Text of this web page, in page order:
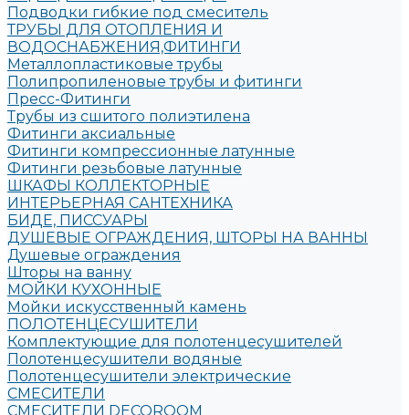
Подводки гибкие под смеситель
ТРУБЫ ДЛЯ ОТОПЛЕНИЯ И
ВОДОСНАБЖЕНИЯ,ФИТИНГИ
Металлопластиковые трубы
Полипропиленовые трубы и фитинги
Пресс-Фитинги
Трубы из сшитого полиэтилена
Фитинги аксиальные
Фитинги компрессионные латунные
Фитинги резьбовые латунные
ШКАФЫ КОЛЛЕКТОРНЫЕ
ИНТЕРЬЕРНАЯ САНТЕХНИКА
БИДЕ, ПИССУАРЫ
ДУШЕВЫЕ ОГРАЖДЕНИЯ, ШТОРЫ НА ВАННЫ
Душевые ограждения
Шторы на ванну
МОЙКИ КУХОННЫЕ
Мойки искусственный камень
ПОЛОТЕНЦЕСУШИТЕЛИ
Комплектующие для полотенцесушителей
Полотенцесушители водяные
Полотенцесушители электрические
СМЕСИТЕЛИ
СМЕСИТЕЛИ DECOROOM